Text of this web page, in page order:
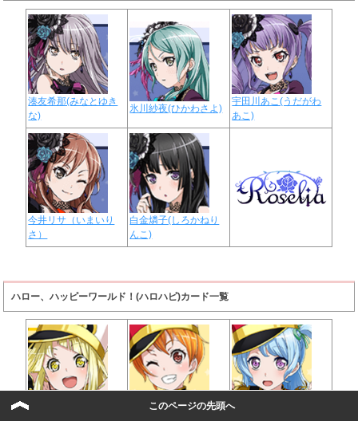
湊友希那(みなとゆき
な)
氷川紗夜(ひかわさよ)
宇田川あこ(うだがわ
あこ)
今井リサ（いまいり
さ）
白金燐子(しろかねり
んこ)
ハロー、ハッピーワールド！(ハロハピ)カード一覧
弦巻こころ(つるまき
北沢はぐみ(きたざわ
松原花音(まつばらか
このページの先頭へ